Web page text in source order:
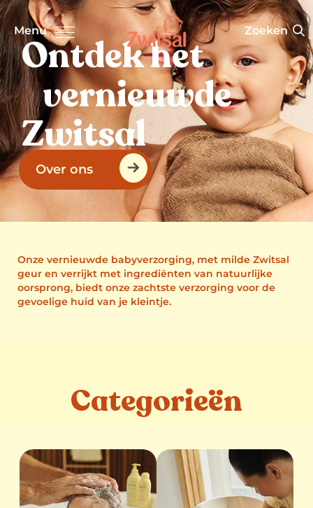
Menu Zoeken
Over ons
Ontdek het
vernieuwde
Zwitsal
Onze vernieuwde babyverzorging, met milde Zwitsal
geur en verrijkt met ingrediënten van natuurlijke
oorsprong, biedt onze zachtste verzorging voor de
gevoelige huid van je kleintje.
Categorieën